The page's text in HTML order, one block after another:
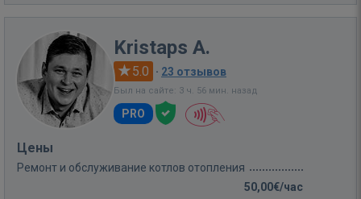
Kristaps A.
5.0 · 23 отзывов
Был на сайте: 3 ч. 56 мин. назад
PRO
Цены
Ремонт и обслуживание котлов отопления
50,00€/час